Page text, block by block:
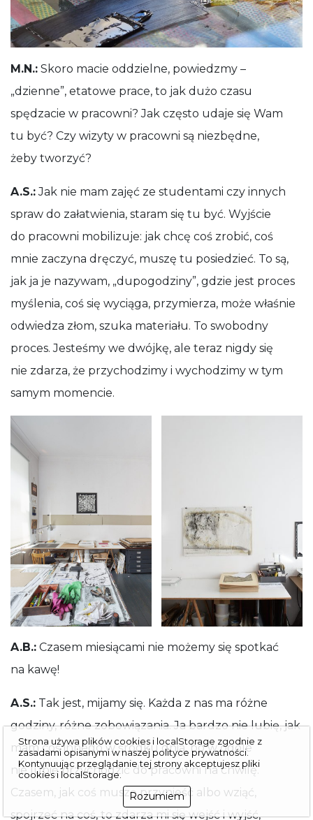
M.N.: Skoro macie oddzielne, powiedzmy –
„dzienne”, etatowe prace, to jak dużo czasu
spędzacie w pracowni? Jak często udaje się Wam
tu być? Czy wizyty w pracowni są niezbędne,
żeby tworzyć?
A.S.:Jak nie mam zajęć ze studentami czy innych
spraw do załatwienia, staram się tu być. Wyjście
do pracowni mobilizuje: jak chcę coś zrobić, coś
mnie zaczyna dręczyć, muszę tu posiedzieć. To są,
jak ja je nazywam, „dupogodziny”, gdzie jest proces
myślenia, coś się wyciąga, przymierza, może właśnie
odwiedza złom, szuka materiału. To swobodny
proces. Jesteśmy we dwójkę, ale teraz nigdy się
nie zdarza, że przychodzimy i wychodzimy w tym
samym momencie.
A.B.: Czasem miesiącami nie możemy się spotkać
na kawę!
A.S.: Tak jest, mijamy się. Każda z nas ma różne
godziny, różne zobowiązania. Ja bardzo nie lubię, jak
mam coś innego w środku dnia, bo w ogóle
nie lubię przychodzić do pracowni na chwilę.
Czasem, jak coś muszę przynieść albo wziąć,
spojrzeć na coś, to zdarza mi się wejść i wyjść,
Strona używa plików cookies i localStorage zgodnie z
zasadami opisanymi w naszejpolityce prywatności.
Kontynuując przeglą­danie tej strony akceptujesz pliki
cookies i localStorage.
Rozumiem